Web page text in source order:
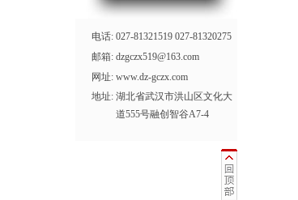
电话: 027-81321519 027-81320275
邮箱: dzgczx519@163.com
网址: www.dz-gczx.com
地址: 湖北省武汉市洪山区文化大
道555号融创智谷A7-4